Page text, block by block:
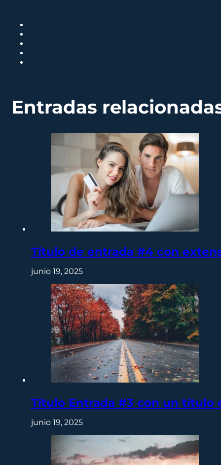
Entradas
Título de entrada #4 con
junio 19, 2025
Título Entrada #3 con un título
junio 19, 2025